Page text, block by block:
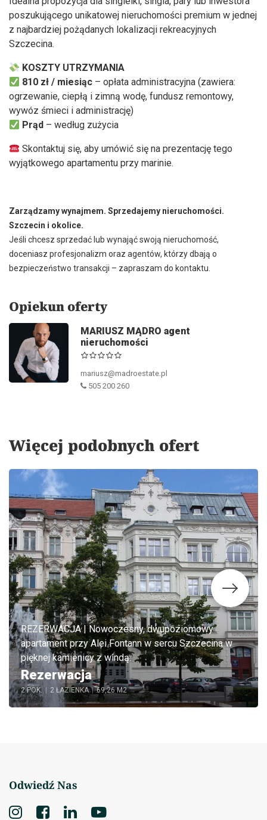
poszukującego unikatowej nieruchomości premium w jednej
z najbardziej pożądanych lokalizacji rekreacyjnych
Szczecina.
KOSZTY UTRZYMANIA
810 zł / miesiąc – opłata administracyjna (zawiera:
ogrzewanie, ciepłą i zimną wodę, fundusz remontowy,
wywóz śmieci i administrację)
Prąd – według zużycia
Skontaktuj się, aby umówić się na prezentację tego
wyjątkowego apartamentu przy marinie.
Zarządzamy wynajmem. Sprzedajemy nieruchomości.
Szczecin i okolice.
Jeśli chcesz sprzedać lub wynająć swoją nieruchomość,
doceniasz profesjonalizm oraz agentów, którzy dbają o
bezpieczeństwo transakcji – zapraszam do kontaktu.
Opiekun oferty
MARIUSZ MĄDRO agent
nieruchomości
mariusz@madroestate.pl
505 200 260
Więcej podobnych ofert
REZERWACJA | Nowoczesny, dwupoziomowy
apartament przy Alei Fontann w sercu Szczecina w
pięknej kamienicy z windą.
Rezerwacja
2 POK. 2 ŁAZIENKA | 69,26 M2
Odwiedź Nas